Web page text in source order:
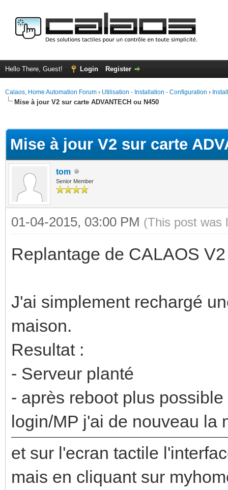
Hello There, Guest! Login Register
Calaos, Home Automation Forum › Utilisation - Installation - Configuration ›
Mise à jour V2 sur carte ADVANTECH ou N450
Mise à jour V2 sur carte
tom
Senior Member
01-04-2015, 03:00 PM (This post was
Replantage de CALAOS
J'ai simplement rechargé
maison.
Resultat :
- Serveur planté
- après reboot plus
login/MP j'ai de nouveau la
et sur l'ecran tactile
mais en cliquant sur